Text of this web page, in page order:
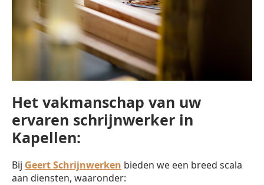
Het vakmanschap van uw
ervaren schrijnwerker in
Kapellen:
Bij Geert Schrijnwerken bieden we een breed scala
aan diensten, waaronder: